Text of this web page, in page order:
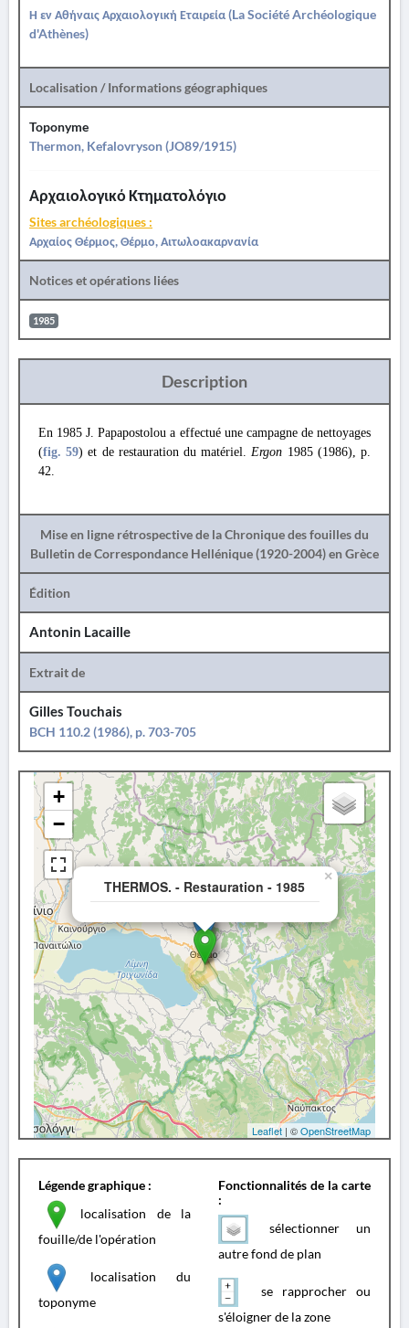
Η εν Αθήναις Αρχαιολογική Εταιρεία (La Société Archéologique
d'Athènes)
Localisation / Informations géographiques
Toponyme
Thermon, Kefalovryson (JO89/1915)
Αρχαιολογικό Κτηματολόγιο
Sites archéologiques :
Αρχαίος Θέρμος, Θέρμο, Αιτωλοακαρνανία
Notices et opérations liées
1985
Description
En 1985 J. Papapostolou a effectué une campagne de nettoyages
(fig. 59) et de restauration du matériel.Ergon 1985 (1986), p.
42.
Mise en ligne rétrospective de la Chronique des fouilles du
Bulletin de Correspondance Hellénique (1920-2004) en Grèce
Édition
Antonin Lacaille
Extrait de
Gilles Touchais
BCH 110.2 (1986), p. 703-705
THERMOS. - Restauration - 1985
×
+
−
Leaflet | ©OpenStreetMap
Légende graphique :
localisation de la
fouille/de l'opération
localisation du
toponyme
Fonctionnalités de la carte
:
sélectionner un
autre fond de plan
se rapprocher ou
s'éloigner de la zone